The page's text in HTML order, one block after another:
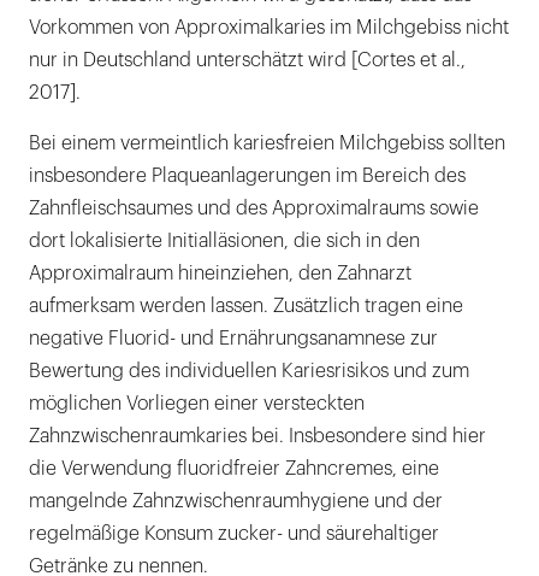
Vorkommen von Approximalkaries im Milchgebiss nicht
nur in Deutschland unterschätzt wird [Cortes et al.,
2017].
Bei einem vermeintlich kariesfreien Milchgebiss sollten
insbesondere Plaqueanlagerungen im Bereich des
Zahnfleischsaumes und des Approximalraums sowie
dort lokalisierte Initialläsionen, die sich in den
Approximalraum hineinziehen, den Zahnarzt
aufmerksam werden lassen. Zusätzlich tragen eine
negative Fluorid- und Ernährungsanamnese zur
Bewertung des individuellen Kariesrisikos und zum
möglichen Vorliegen einer versteckten
Zahnzwischenraumkaries bei. Insbesondere sind hier
die Verwendung fluoridfreier Zahncremes, eine
mangelnde Zahnzwischenraumhygiene und der
regelmäßige Konsum zucker- und säurehaltiger
Getränke zu nennen.